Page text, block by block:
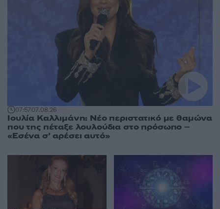
07:5707.08.26
Ιουλία Καλλιμάνη: Νέο περιστατικό με θαμώνα
που της πέταξε λουλούδια στο πρόσωπο –
«Εσένα σ’ αρέσει αυτό»